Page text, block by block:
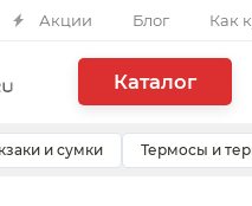
Акции Блог Как
Каталог
и сумки Термосы и